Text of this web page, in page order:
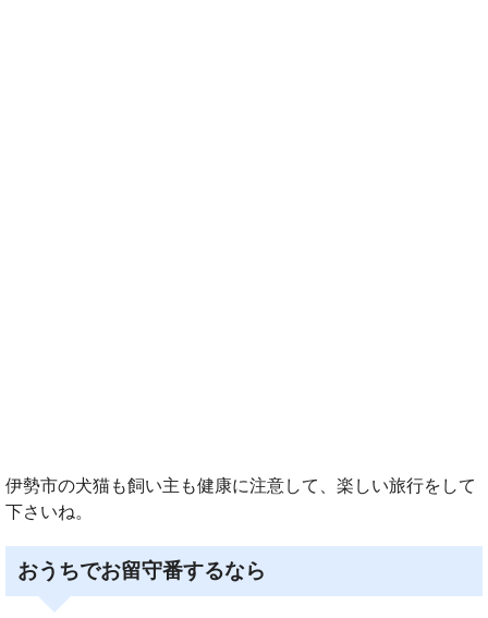
伊勢市の犬猫も飼い主も健康に注意して、楽しい旅行をして
下さいね。
おうちでお留守番するなら